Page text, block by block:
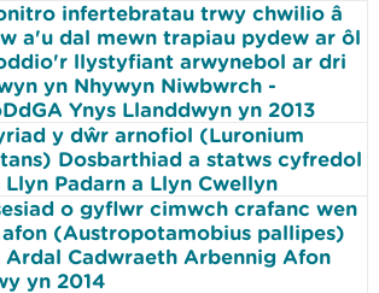
infertebratau trwy chwilio â
a'u dal mewn trapiau pydew ar ôl
llystyfiant arwynebol ar dri
yn Nhywyn Niwbwrch -
Ynys Llanddwyn yn 2013
y dŵr arnofiol (Luronium
Dosbarthiad a statws cyfredol
Llyn Padarn a Llyn Cwellyn
o gyflwr cimwch crafanc wen
(Austropotamobius pallipes)
Ardal Cadwraeth Arbennig Afon
yn 2014